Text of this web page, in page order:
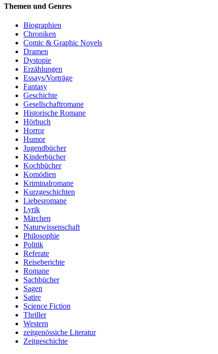
Themen und Genres
Biographien
Chroniken
Comic & Graphic Novels
Dramen
Dystopie
Erzählungen
Essays/Vorträge
Fantasy
Geschichte
Gesellschaftromane
Historische Romane
Hörbuch
Horror
Humor
Jugendbücher
Kinderbücher
Kochbücher
Komödien
Kriminalromane
Kurzgeschichten
Liebesromane
Lyrik
Märchen
Naturwissenschaft
Philosophie
Politik
Referate
Reiseberichte
Romane
Sachbücher
Sagen
Satire
Science Fiction
Thriller
Western
zeitgenössiche Literatur
Zeitgeschichte